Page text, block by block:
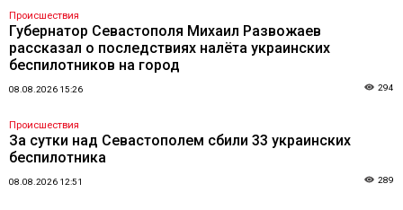
Происшествия
Губернатор Севастополя Михаил Развожаев
рассказал о последствиях налёта украинских
беспилотников на город
08.08.2026 15:26 294
Происшествия
За сутки над Севастополем сбили 33 украинских
беспилотника
08.08.2026 12:51 289